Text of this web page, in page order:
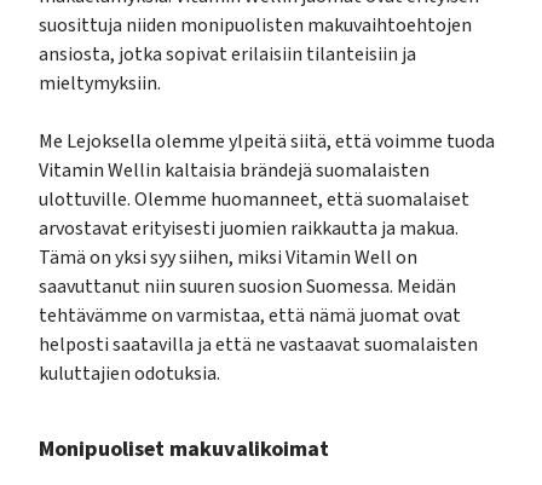
suosittuja niiden monipuolisten makuvaihtoehtojen
ansiosta, jotka sopivat erilaisiin tilanteisiin ja
mieltymyksiin.
Me Lejoksella olemme ylpeitä siitä, että voimme tuoda
Vitamin Wellin kaltaisia brändejä suomalaisten
ulottuville. Olemme huomanneet, että suomalaiset
arvostavat erityisesti juomien raikkautta ja makua.
Tämä on yksi syy siihen, miksi Vitamin Well on
saavuttanut niin suuren suosion Suomessa. Meidän
tehtävämme on varmistaa, että nämä juomat ovat
helposti saatavilla ja että ne vastaavat suomalaisten
kuluttajien odotuksia.
Monipuoliset makuvalikoimat